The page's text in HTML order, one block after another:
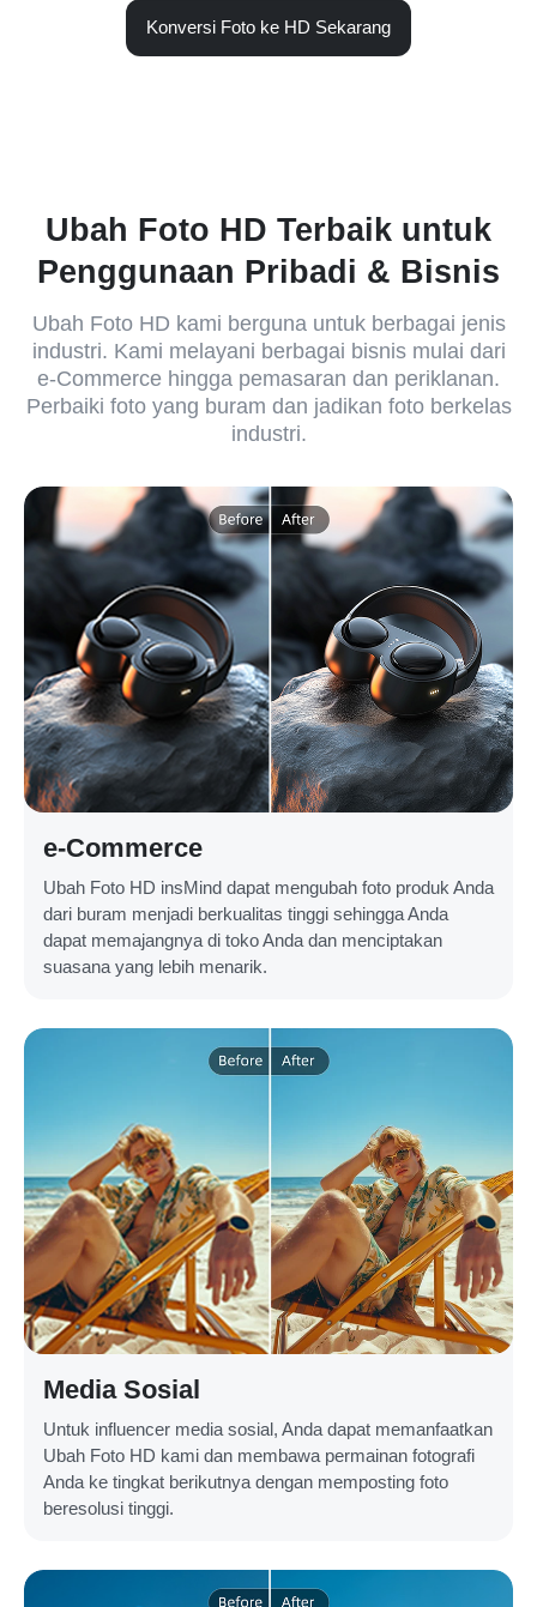
Konversi Foto ke HD Sekarang
Ubah Foto HD Terbaik untuk
Penggunaan Pribadi & Bisnis
Ubah Foto HD kami berguna untuk berbagai jenis
industri. Kami melayani berbagai bisnis mulai dari
e-Commerce hingga pemasaran dan periklanan.
Perbaiki foto yang buram dan jadikan foto berkelas
industri.
e-Commerce
Ubah Foto HD insMind dapat mengubah foto produk Anda
dari buram menjadi berkualitas tinggi sehingga Anda
dapat memajangnya di toko Anda dan menciptakan
suasana yang lebih menarik.
Media Sosial
Untuk influencer media sosial, Anda dapat memanfaatkan
Ubah Foto HD kami dan membawa permainan fotografi
Anda ke tingkat berikutnya dengan memposting foto
beresolusi tinggi.